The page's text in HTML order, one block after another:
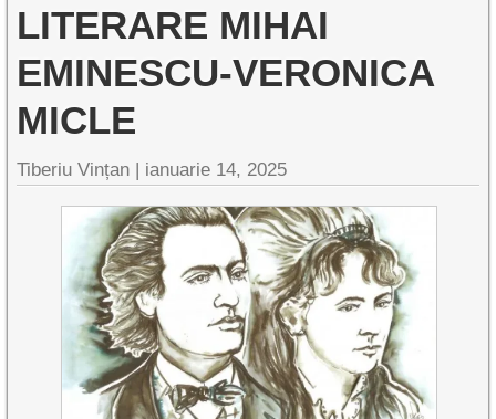
LITERARE MIHAI
EMINESCU-VERONICA
MICLE
Tiberiu Vințan | ianuarie 14, 2025